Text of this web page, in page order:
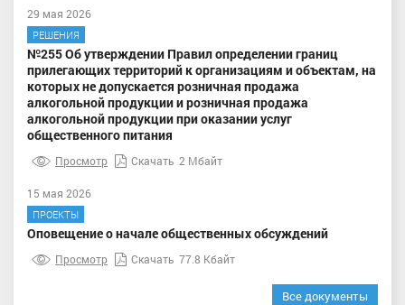
29 мая 2026
РЕШЕНИЯ
№255 Об утверждении Правил определении границ
прилегающих территорий к организациям и объектам, на
которых не допускается розничная продажа
алкогольной продукции и розничная продажа
алкогольной продукции при оказании услуг
общественного питания
Просмотр Скачать 2 Мбайт
15 мая 2026
ПРОЕКТЫ
Оповещение о начале общественных обсуждений
Просмотр Скачать 77.8 Кбайт
Все документы